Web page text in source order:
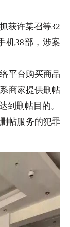
获许某召等32
机38部，涉案
平台购买商品
商家提供删帖
到删帖目的。
帖服务的犯罪